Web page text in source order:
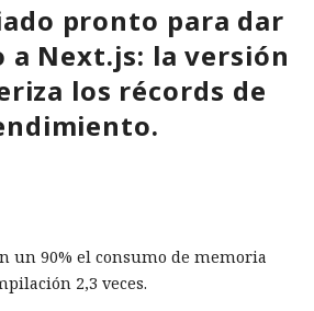
pronto para dar
a Next.js: la versión
los récords de
un 90% el consumo de memoria
2,3 veces.